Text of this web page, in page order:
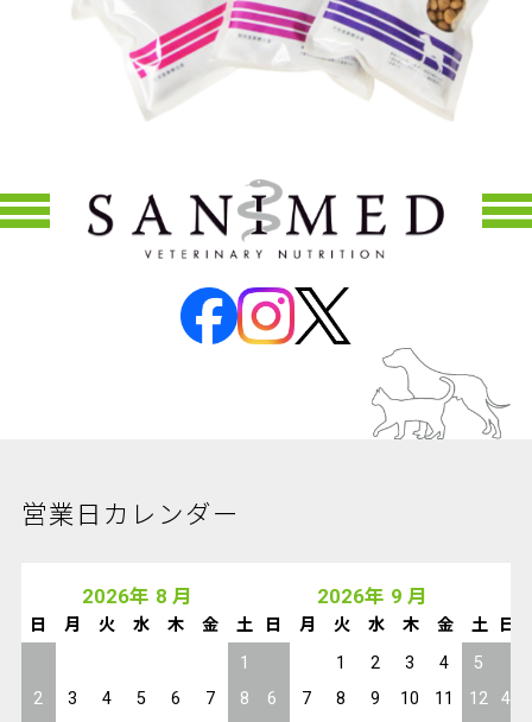
営業日カレンダー
2026年 8 月
日 月 火 水 木 金
土
1
2
3 4 5 6 7
8
2026年 9 月
日 月 火 水 木 金
土
1
2 3 4
5
6
7 8 9 10 11
12
日
4